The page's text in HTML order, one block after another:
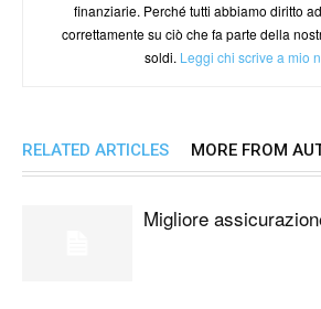
finanziarie. Perché tutti abbiamo diritto
correttamente su ciò che fa parte della
soldi. Leggi chi scrive a mio
RELATED ARTICLES MORE FROM
Migliore